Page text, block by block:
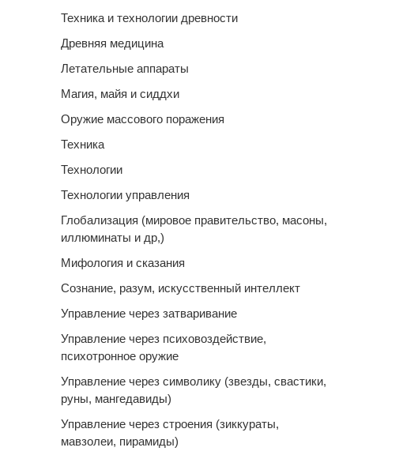
Техника и технологии древности
Древняя медицина
Летательные аппараты
Магия, майя и сиддхи
Оружие массового поражения
Техника
Технологии
Технологии управления
Глобализация (мировое правительство, масоны,
иллюминаты и др,)
Мифология и сказания
Сознание, разум, искусственный интеллект
Управление через затваривание
Управление через психовоздействие,
психотронное оружие
Управление через символику (звезды, свастики,
руны, мангедавиды)
Управление через строения (зиккураты,
мавзолеи, пирамиды)